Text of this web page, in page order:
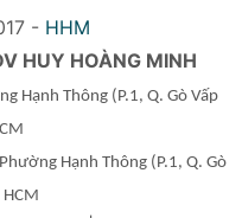
- HHM
HUY HOÀNG MINH
Hạnh Thông (P.1, Q. Gò Vấp
Hạnh Thông(P.1, Q. Gò
HCM